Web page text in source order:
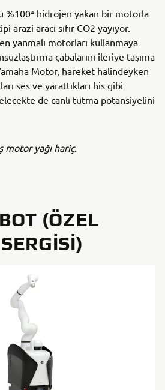
%100⁴ hidrojen yakan bir motorla
arazi aracı sıfır CO2 yayıyor.
yanmalı motorları kullanmaya
çabalarını ileriye taşıma
Motor, hareket halindeyken
ses ve yarattıkları his gibi
de canlı tutma potansiyelini
motor yağı hariç.
(ÖZEL